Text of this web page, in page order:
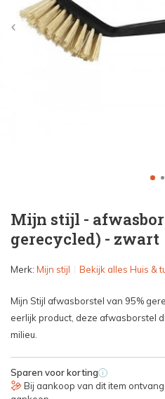
Mijn stijl -
gerecycled) - zwart
Merk: Mijn stijl Bekijk alles Huis &
Mijn Stijl afwasborstel van 95%
eerlijk product, deze afwasborstel
milieu.
Sparen voor korting i
Bij aankoop van dit item